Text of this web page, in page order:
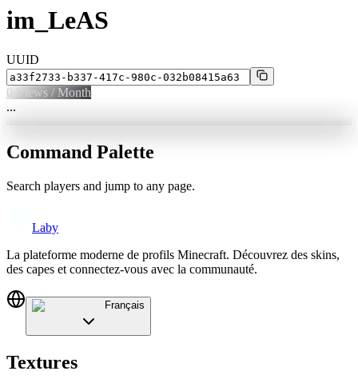
im_LeAS
UUID
0 Views / Month
...
Command Palette
Search players and jump to any page.
Laby
La plateforme moderne de profils Minecraft. Découvrez des skins,
des capes et connectez-vous avec la communauté.
Français
Textures